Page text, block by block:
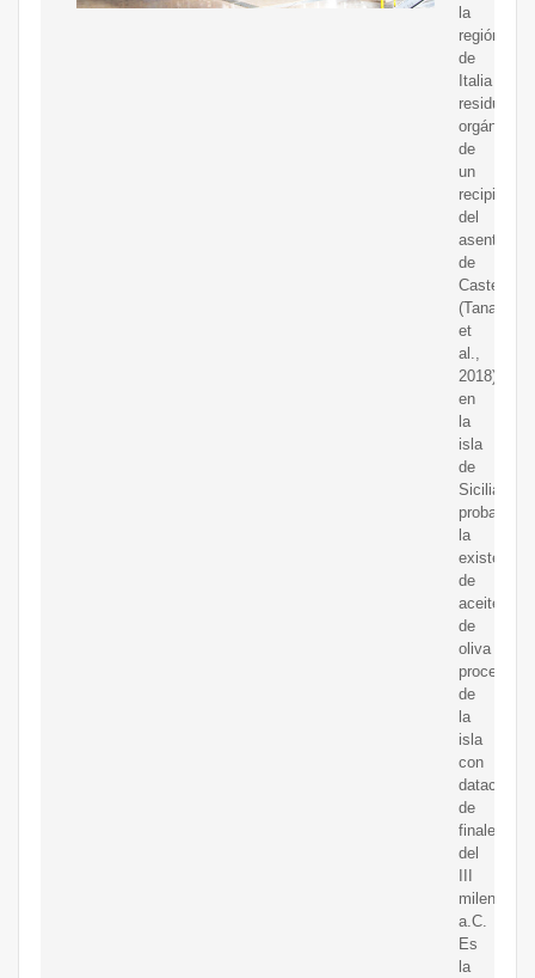
la
región
de
Italia
residuos
orgánicos
de
un
recipiente
del
de
(Tanasi
et
al.,
2018),
en
la
isla
de
Sicilia,
probaron
la
existencia
de
aceite
de
oliva
procedente
de
la
isla
con
datación
de
finales
del
milenio
a.C.
Es
la